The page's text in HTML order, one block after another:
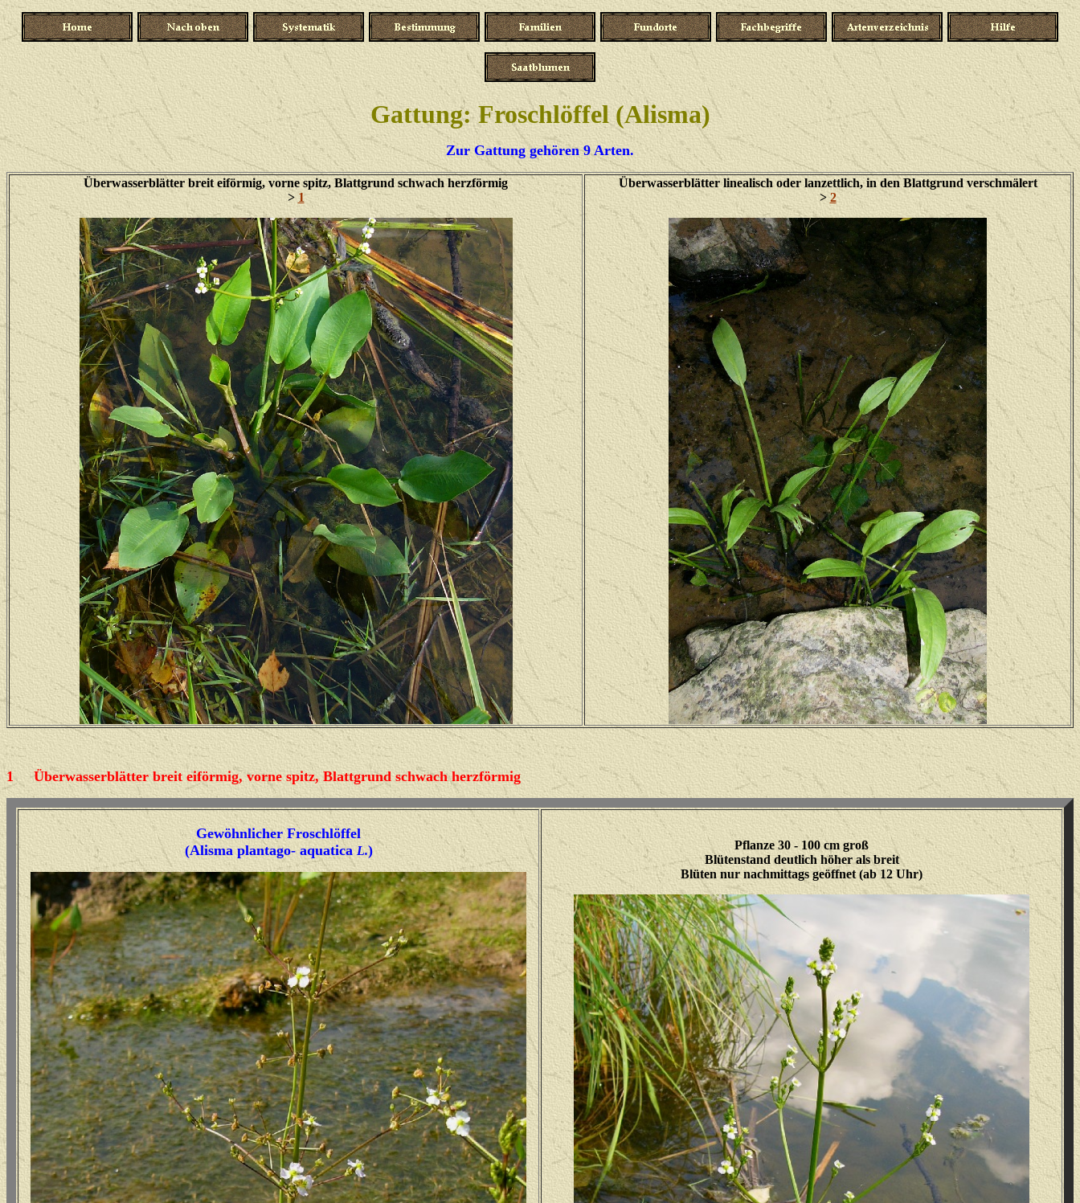
Gattung: Froschlöffel (Alisma)
Zur Gattung gehören 9 Arten.
Überwasserblätter breit eiförmig, vorne spitz, Blattgrund schwach herzförmig
> 1
Überwasserblätter linealisch oder lanzettlich, in den Blattgrund verschmälert
>2
1Überwasserblätter breit eiförmig, vorne spitz, Blattgrund schwach herzförmig
GewöhnlicherFroschlöffel
(Alisma plantago- aquatica L.)
Pflanze 30 - 100 cm groß
Blütenstand deutlich höher als breit
Blüten nur nachmittags geöffnet (ab 12 Uhr)